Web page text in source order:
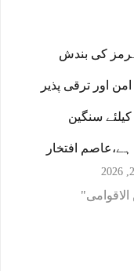
ہرمز کی بندش
اور ترقی پذیر
سنگین
افتخار